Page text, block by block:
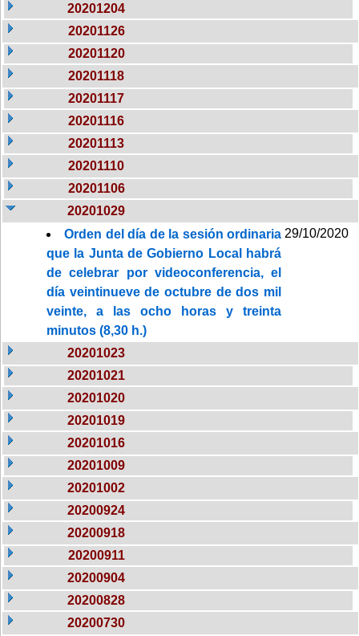
20201204
20201126
20201120
20201118
20201117
20201116
20201113
20201110
20201106
20201029
Orden del día de la sesión ordinaria
que la Junta de Gobierno Local habrá
de celebrar por videoconferencia, el
día veintinueve de octubre de dos mil
veinte, a las ocho horas y treinta
minutos (8,30 h.)
29/10/2020
20201023
20201021
20201020
20201019
20201016
20201009
20201002
20200924
20200918
20200911
20200904
20200828
20200730